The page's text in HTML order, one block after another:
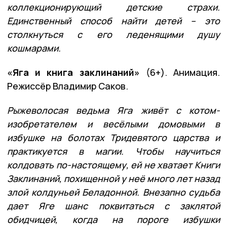
коллекционирующий детские страхи.
Единственный способ найти детей – это
столкнуться с его леденящими душу
кошмарами.
«Яга и книга заклинаний» (6+). Анимация.
Режиссёр Владимир Саков.
Рыжеволосая ведьма Яга живёт с котом-
изобретателем и весёлыми домовыми в
избушке на болотах Тридевятого царства и
практикуется в магии. Чтобы научиться
колдовать по-настоящему, ей не хватает Книги
Заклинаний, похищенной у неё много лет назад
злой колдуньей Беладонной. Внезапно судьба
дает Яге шанс поквитаться с заклятой
обидчицей, когда на пороге избушки